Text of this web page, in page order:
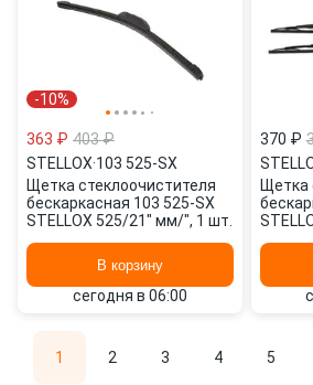
-10%
363 ₽ 403 ₽
STELLOX·103 525-SX
Щетка стеклоочистителя
бескаркасная 103 525-SX
STELLOX 525/21" мм/", 1 шт.
В корзину
сегодня в 06:00
370 ₽
Щетка
1 2 3 4 5